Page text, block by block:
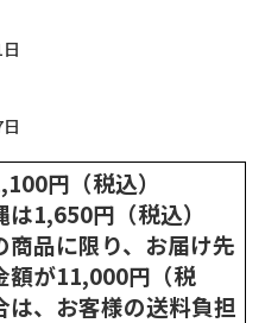
円（税込）
1,650円（税込）
商品に限り、お届け先
額が11,000円（税
は、お客様の送料負担